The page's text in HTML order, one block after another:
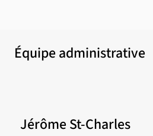
Équipe administrative
Jérôme St-Charles